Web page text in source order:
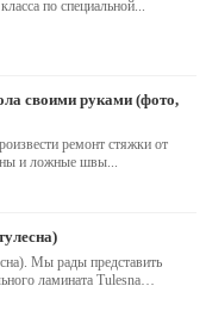
по специальной...
ремонт стяжки от
и ложные швы...
Мы рады представить
ламината Tulesna